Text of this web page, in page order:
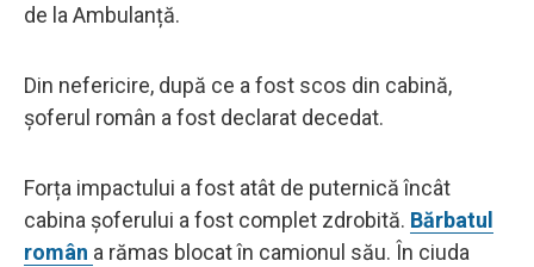
de la Ambulanță.
Din nefericire, după ce a fost scos din cabină,
șoferul român a fost declarat decedat.
Forța impactului a fost atât de puternică încât
cabina șoferului a fost complet zdrobită. Bărbatul
român a rămas blocat în camionul său. În ciuda